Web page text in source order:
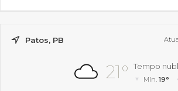
Patos, PB
21° Tempo
Mín.19°